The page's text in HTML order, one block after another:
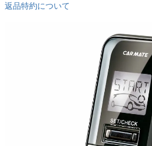
返品特約について